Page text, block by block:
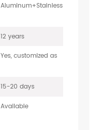
Aluminum+Stainless
12 years
Yes, customized as
15-20 days
Available